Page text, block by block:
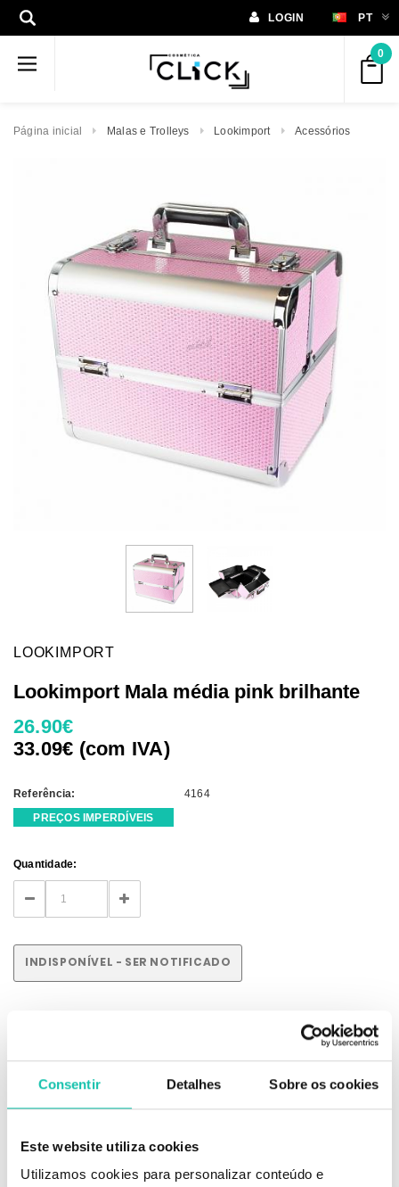
Consentir Detalhes Sobre os cookies
Este website utiliza cookies
Utilizamos cookies para personalizar conteúdo e
LOGIN PT
0
Página inicial Malas e Trolleys Lookimport Acessórios
LOOKIMPORT
Lookimport Mala média pink brilhante
26.90€
33.09€ (com IVA)
Referência:
4164
PREÇOS IMPERDÍVEIS
Current
Stock:
Quantidade:
DECREASE
QUANTITY:
INCREASE
QUANTITY:
INDISPONÍVEL - SER NOTIFICADO
material necessário para trabalhar.